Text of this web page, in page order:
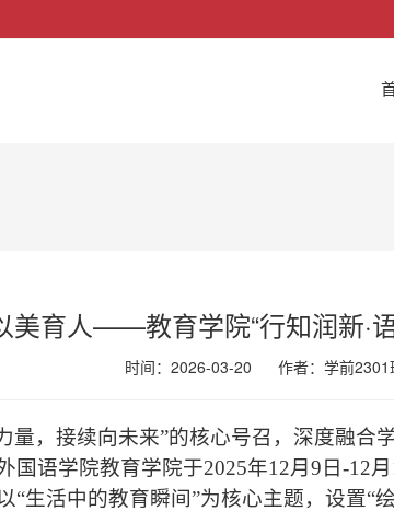
美育人——教育学院“行知润新·
时间：2026-03-20 作者：学前
量，接续向未来”的核心号召，深度融
国语学院教育学院于2025年12月9日-12
“生活中的教育瞬间”为核心主题，设置“